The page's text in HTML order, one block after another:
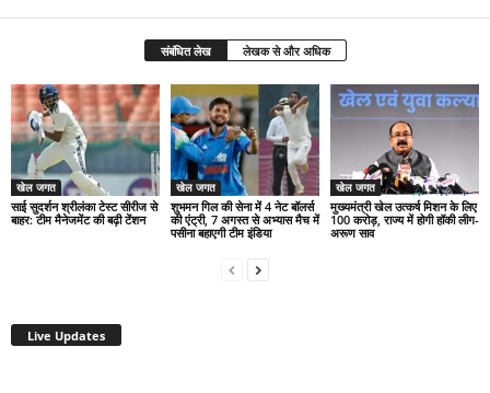
संबंधित लेख लेखक से और अधिक
खेल जगत
साई सुदर्शन श्रीलंका टेस्ट सीरीज से
बाहर: टीम मैनेजमेंट की बढ़ी टेंशन
खेल जगत
शुभमन गिल की सेना में 4 नेट बॉलर्स
की एंट्री, 7 अगस्त से अभ्यास मैच में
पसीना बहाएगी टीम इंडिया
खेल जगत
मुख्यमंत्री खेल उत्कर्ष मिशन के लिए
100 करोड़, राज्य में होगी हॉकी लीग-
अरूण साव
Live Updates